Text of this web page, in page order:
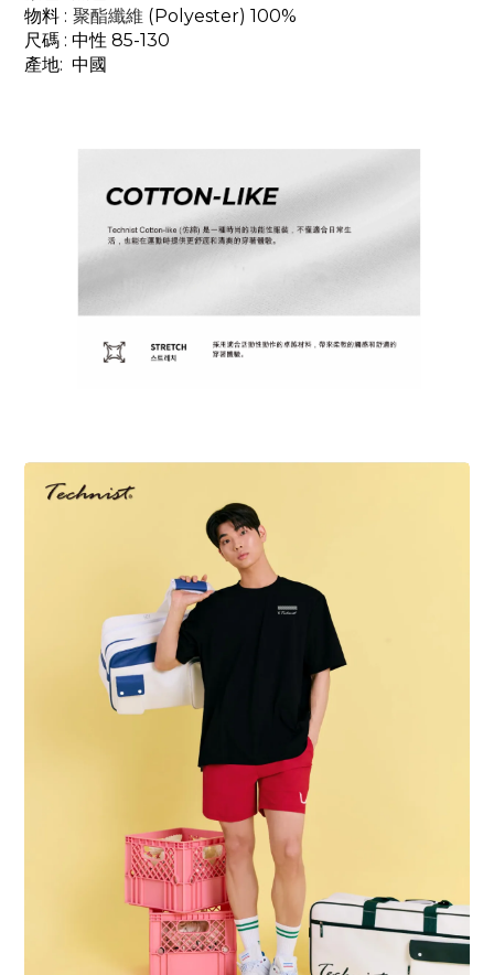
物料 : 聚酯纖維 ( Polyester) 100%
尺碼 : 中性 85-130
產地: 中國